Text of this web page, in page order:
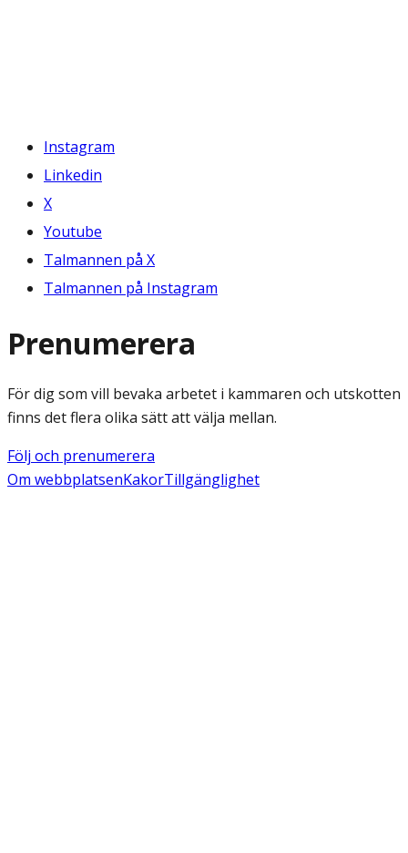
Instagram
Linkedin
X
Youtube
Talmannen på X
Talmannen på Instagram
Prenumerera
För dig som vill bevaka arbetet i kammaren och utskotten
finns det flera olika sätt att välja mellan.
Följ och prenumerera
Om webbplatsenKakorTillgänglighet